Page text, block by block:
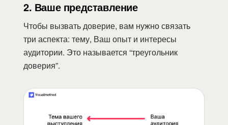
2. Ваше представление
Чтобы вызвать доверие, вам нужно связать
три аспекта: тему, Ваш опыт и интересы
аудитории. Это называется “треугольник
доверия”.